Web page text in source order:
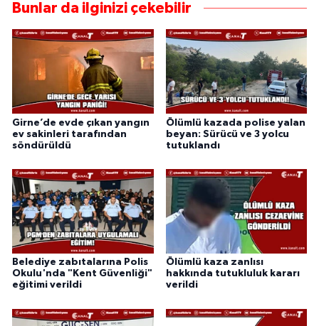
Bunlar da ilginizi çekebilir
Girne’de evde çıkan yangın
ev sakinleri tarafından
söndürüldü
Ölümlü kazada polise yalan
beyan: Sürücü ve 3 yolcu
tutuklandı
Belediye zabıtalarına Polis
Okulu'nda "Kent Güvenliği"
eğitimi verildi
Ölümlü kaza zanlısı
hakkında tutukluluk kararı
verildi